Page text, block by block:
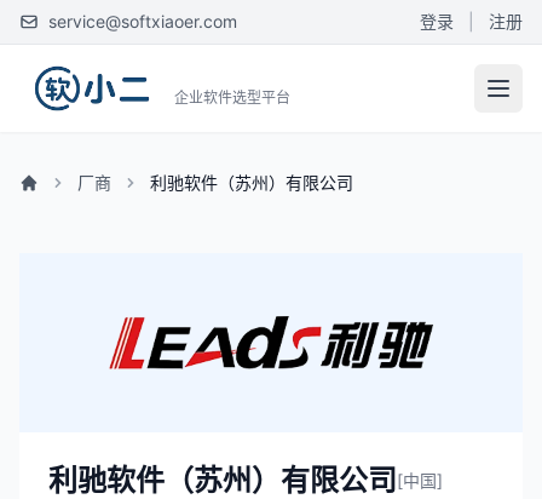
service@softxiaoer.com 登录 注册
企业软件选型平台
厂商 利驰软件（苏州）有限公司
利驰软件（苏州）有限公司 [中国]